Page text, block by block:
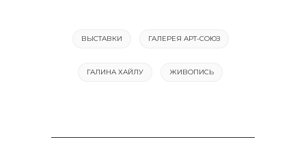
ВЫСТАВКИ ГАЛЕРЕЯ АРТ-СОЮЗ
ГАЛИНА ХАЙЛУ ЖИВОПИСЬ